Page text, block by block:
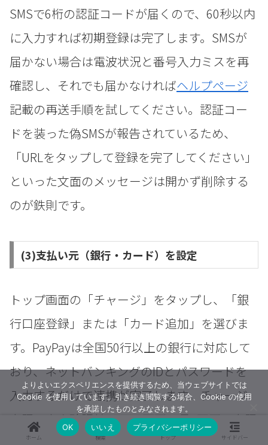
SMSで6桁の認証コードが届くので、60秒以内
に入力すれば初期登録は完了します。SMSが
届かない場合は電波状況と番号入力ミスを再
確認し、それでも届かなければヘルプページ
記載の再送手順を試してください。認証コー
ドを装った偽SMSが報告されているため、
「URLをタップして登録を完了してください」
といった文面のメッセージは開かず削除する
のが鉄則です。
(3)支払い元（銀行・カード）を設定
トップ画面の「チャージ」をタップし、「銀
行口座登録」または「カード追加」を選びま
す。PayPayは全国50行以上の銀行に対応して
おり、ネットバンキングのIDとパスワードを
入力するだけで連携が完了します。チャージ
上限は本人確認前で1日2万円・月5万円。上限
ホーム 検索 トップ サイドバー
よりよいエクスペリエンスを提供するため、当ウェブサイトでは
Cookie を使用しています。引き続き閲覧する場合、Cookie の使用
を承諾したものとみなされます。
OK
いいえ プライバシーポリシー